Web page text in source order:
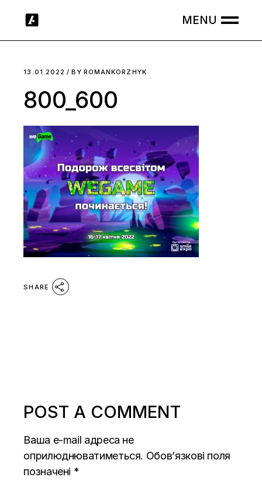
13.01.2022 BY ROMANKORZHYK
800_600
SHARE
POST A COMMENT
Ваша e-mail адреса не
оприлюднюватиметься. Обов’язкові поля
позначені *